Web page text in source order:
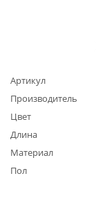
Артикул
Производитель
Цвет
Длина
Материал
Пол